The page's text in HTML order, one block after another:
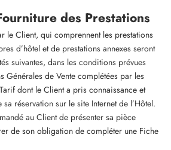
des Prestations
le Client, qui comprennent les prestations
d’hôtel et de prestations annexes seront
suivantes, dans les conditions prévues
Générales de Vente complétées par les
dont le Client a pris connaissance et
réservation sur le site Internet de l’Hôtel.
au Client de présenter sa pièce
de son obligation de compléter une Fiche